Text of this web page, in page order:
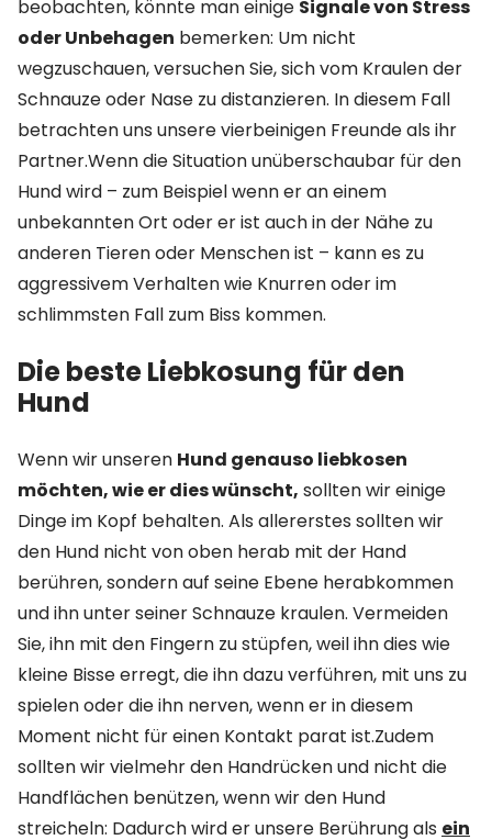
beobachten, könnte man einige Signale von Stress
oder Unbehagen bemerken: Um nicht
wegzuschauen, versuchen Sie, sich vom Kraulen der
Schnauze oder Nase zu distanzieren. In diesem Fall
betrachten uns unsere vierbeinigen Freunde als ihr
Partner.Wenn die Situation unüberschaubar für den
Hund wird – zum Beispiel wenn er an einem
unbekannten Ort oder er ist auch in der Nähe zu
anderen Tieren oder Menschen ist – kann es zu
aggressivem Verhalten wie Knurren oder im
schlimmsten Fall zum Biss kommen.
Die beste Liebkosung für den
Hund
Wenn wir unseren Hund genauso liebkosen
möchten, wie er dies wünscht, sollten wir einige
Dinge im Kopf behalten. Als allererstes sollten wir
den Hund nicht von oben herab mit der Hand
berühren, sondern auf seine Ebene herabkommen
und ihn unter seiner Schnauze kraulen. Vermeiden
Sie, ihn mit den Fingern zu stüpfen, weil ihn dies wie
kleine Bisse erregt, die ihn dazu verführen, mit uns zu
spielen oder die ihn nerven, wenn er in diesem
Moment nicht für einen Kontakt parat ist.Zudem
sollten wir vielmehr den Handrücken und nicht die
Handflächen benützen, wenn wir den Hund
streicheln: Dadurch wird er unsere Berührung als ein